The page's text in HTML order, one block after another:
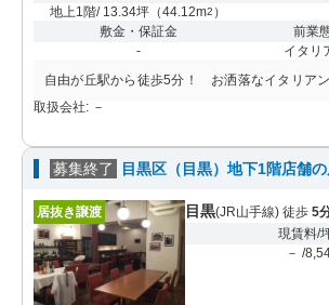
地上1階/ 13.34坪 （44.12m2 ）
敷金・保証金
-
前業
イタリ
自由が丘駅から徒歩5分！ お洒落なイタリアン
取扱会社: －
募集終了 目黒区（目黒）地下1階店舗
居抜き譲渡 目黒(JR山手線) 徒歩 5
現賃料/
－ /